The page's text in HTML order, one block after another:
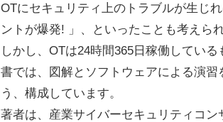
OTにセキュリティ上のトラブルが生じ
ントが爆発! 」、といったことも考えら
しかし、OTは24時間365日稼働してい
書では、図解とソフトウェアによる演
う、構成しています。
著者は、産業サイバーセキュリティコ